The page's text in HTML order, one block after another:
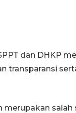
dan DHKP
transparansi
merupakan